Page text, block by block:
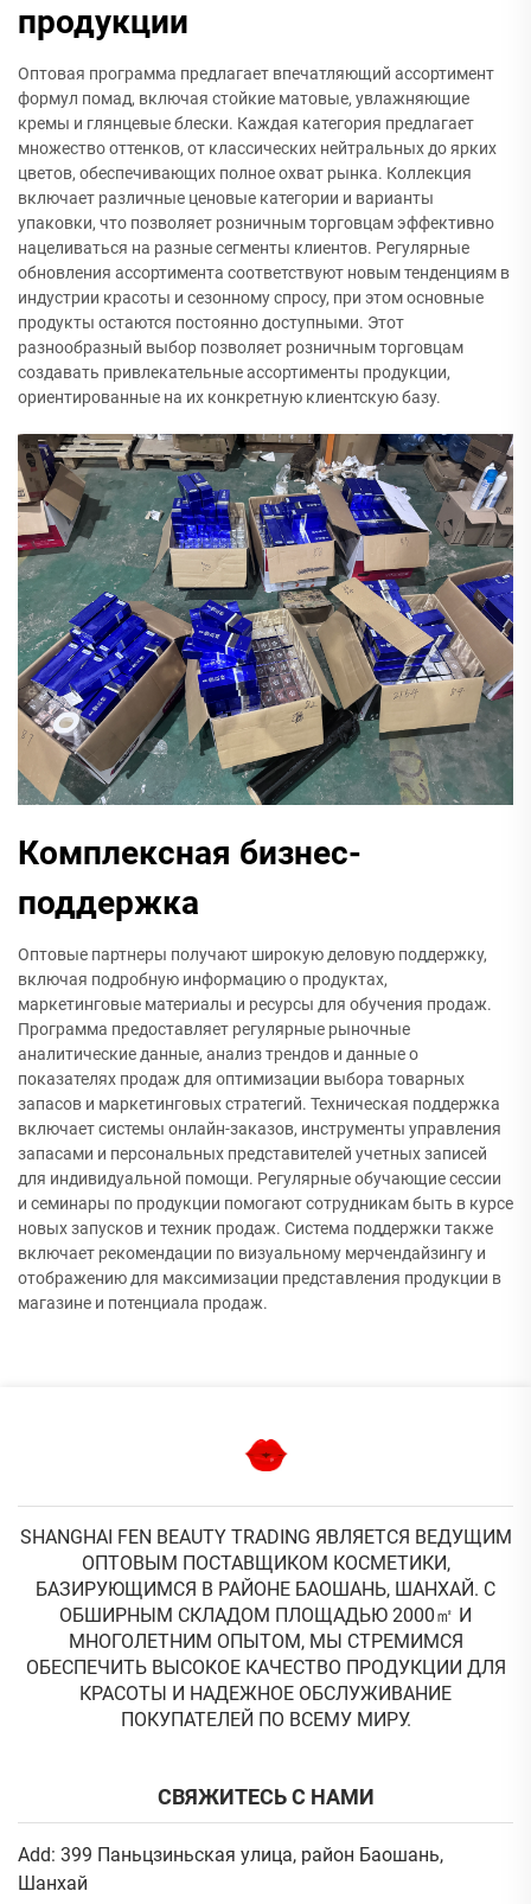
продукции
Оптовая программа предлагает впечатляющий ассортимент
формул помад, включая стойкие матовые, увлажняющие
кремы и глянцевые блески. Каждая категория предлагает
множество оттенков, от классических нейтральных до ярких
цветов, обеспечивающих полное охват рынка. Коллекция
включает различные ценовые категории и варианты
упаковки, что позволяет розничным торговцам эффективно
нацеливаться на разные сегменты клиентов. Регулярные
обновления ассортимента соответствуют новым тенденциям в
индустрии красоты и сезонному спросу, при этом основные
продукты остаются постоянно доступными. Этот
разнообразный выбор позволяет розничным торговцам
создавать привлекательные ассортименты продукции,
ориентированные на их конкретную клиентскую базу.
Комплексная бизнес-
поддержка
Оптовые партнеры получают широкую деловую поддержку,
включая подробную информацию о продуктах,
маркетинговые материалы и ресурсы для обучения продаж.
Программа предоставляет регулярные рыночные
аналитические данные, анализ трендов и данные о
показателях продаж для оптимизации выбора товарных
запасов и маркетинговых стратегий. Техническая поддержка
включает системы онлайн-заказов, инструменты управления
запасами и персональных представителей учетных записей
для индивидуальной помощи. Регулярные обучающие сессии
и семинары по продукции помогают сотрудникам быть в курсе
новых запусков и техник продаж. Система поддержки также
включает рекомендации по визуальному мерчендайзингу и
отображению для максимизации представления продукции в
магазине и потенциала продаж.
SHANGHAI FEN BEAUTY TRADING ЯВЛЯЕТСЯ ВЕДУЩИМ
ОПТОВЫМ ПОСТАВЩИКОМ КОСМЕТИКИ,
БАЗИРУЮЩИМСЯ В РАЙОНЕ БАОШАНЬ, ШАНХАЙ. С
ОБШИРНЫМ СКЛАДОМ ПЛОЩАДЬЮ 2000㎡ И
МНОГОЛЕТНИМ ОПЫТОМ, МЫ СТРЕМИМСЯ
ОБЕСПЕЧИТЬ ВЫСОКОЕ КАЧЕСТВО ПРОДУКЦИИ ДЛЯ
КРАСОТЫ И НАДЕЖНОЕ ОБСЛУЖИВАНИЕ
ПОКУПАТЕЛЕЙ ПО ВСЕМУ МИРУ.
СВЯЖИТЕСЬ С НАМИ
Add: 399 Паньцзиньская улица, район Баошань,
Шанхай